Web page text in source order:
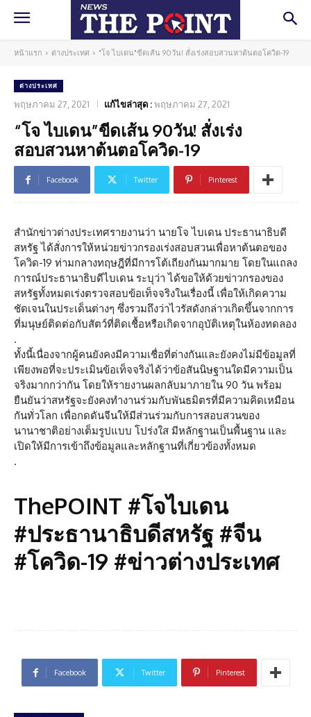
หน้าแรก ต่างประเทศ "โจ ไบเดน"ขีดเส้น 90วัน! สั่งเร่งสอบสวนหาต้นตอโควิด-19
ต่างประเทศ
พฤษภาคม 27, 2021 แก้ไขล่าสุด :พฤษภาคม 27, 2021
“โจ ไบเดน”ขีดเส้น 90วัน! สั่งเร่ง
สอบสวนหาต้นตอโควิด-19
Facebook Twitter Pinterest
สำนักข่าวต่างประเทศรายงานว่า นายโจ ไบเดน ประธานาธิบดี
สหรัฐ ได้สั่งการให้หน่วยข่าวกรองเร่งสอบสวนเพื่อหาต้นตอของ
โควิด-19 ท่ามกลางทฤษฎีที่มีการโต้เถียงกันมากมาย โดยในแถลง
การณ์ประธานาธิบดีไบเดน ระบุว่า ได้ขอให้ด้วยข่าวกรองของ
สหรัฐทั้งหมดเร่งตรวจสอบข้อเท็จจริงในเรื่องนี้ เพื่อให้เกิดความ
ชัดเจนในประเด็นต่างๆ ซึ่งรวมถึงว่าไวรัสดังกล่าวเกิดขึ้นจากการ
ที่มนุษย์ติดต่อกับสัตว์ที่ติดเชื้อหรือเกิดจากอุบัติเหตุในห้องทดลอง
.
ทั้งนี้เนื่องจากผู้คนยังคงมีความเชื่อที่ต่างกันและยังคงไม่มีข้อมูลที่
เพียงพอที่จะประเมินข้อเท็จจริงได้ว่าข้อสันนิษฐานใดมีความเป็น
จริงมากกว่ากัน โดยให้รายงานผลกลับมาภายใน 90 วัน พร้อม
ยืนยันว่าสหรัฐจะยังคงทำงานร่วมกับพันธมิตรที่มีความคิดเหมือน
กันทั่วโลก เพื่อกดดันจีนให้มีส่วนร่วมกับการสอบสวนของ
นานาชาติอย่างเต็มรูปแบบ โปร่งใส มีหลักฐานเป็นพื้นฐาน และ
เปิดให้มีการเข้าถึงข้อมูลและหลักฐานที่เกี่ยวข้องทั้งหมด
.
ThePOINT #โจไบเดน
#ประธานาธิบดีสหรัฐ #จีน
#โควิด-19 #ข่าวต่างประเทศ
Facebook Twitter Pinterest